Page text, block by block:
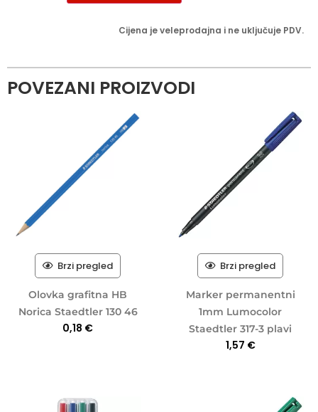
Cijena je veleprodajna i ne uključuje PDV.
POVEZANI PROIZVODI
Brzi pregled
Olovka grafitna HB
Norica Staedtler 130 46
0,18 €
Brzi pregled
Marker permanentni
1mm Lumocolor
Staedtler 317-3 plavi
1,57 €